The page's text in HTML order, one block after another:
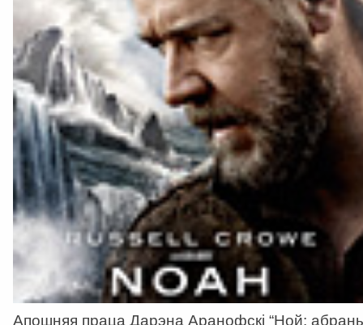
Апошняя праца Дарэна Аранофскі “Ной: